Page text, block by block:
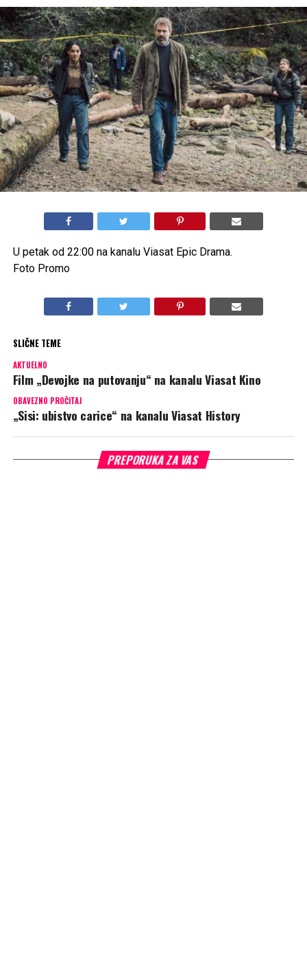
U petak od 22:00 na kanalu Viasat Epic Drama.
Foto Promo
SLIČNE TEME
AKTUELNO
Film „Devojke na putovanju“ na kanalu Viasat Kino
OBAVEZNO PROČITAJ
„Sisi: ubistvo carice“ na kanalu Viasat History
PREPORUKA ZA VAS